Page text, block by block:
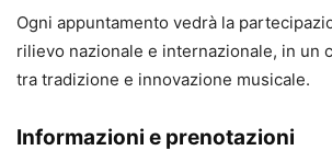
Ogni appuntamento vedrà la
rilievo nazionale e internazionale, in un
tra tradizione e innovazione musicale.
Informazioni e prenotazioni